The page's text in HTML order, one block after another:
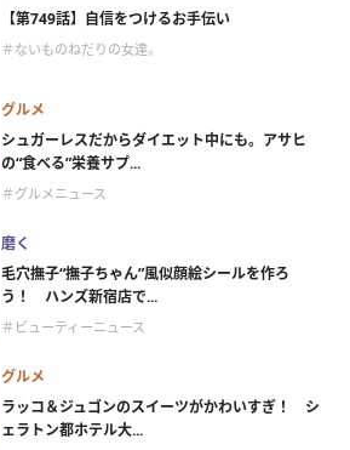
【第749話】自信をつけるお手伝い
＃ないものねだりの女達。
グルメ
シュガーレスだからダイエット中にも。アサヒ
の“食べる”栄養サプ...
＃グルメニュース
磨く
毛穴撫子“撫子ちゃん”風似顔絵シールを作ろ
う！ ハンズ新宿店で...
＃ビューティーニュース
グルメ
ラッコ＆ジュゴンのスイーツがかわいすぎ！ シ
ェラトン都ホテル大...